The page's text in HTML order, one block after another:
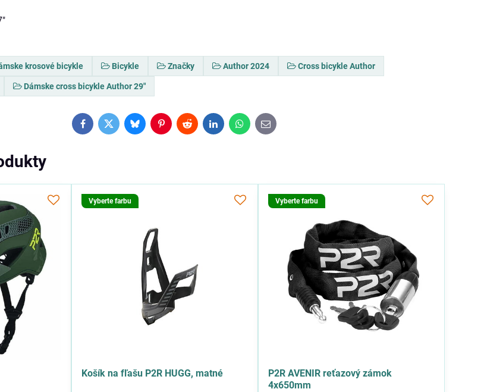
krosové bicykle Bicykle Značky Author 2024 Cross bicykle Author
Dámske cross bicykle Author 29"
FacebookTwitterBlueskyPinterestRedditLinkedInWhatsApp
E-
mail
Vyberte farbu
Košík na fľašu P2R HUGG, matné
Vyberte farbu
P2R AVENIR reťazový zámok
4x650mm